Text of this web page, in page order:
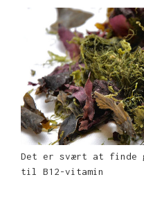
Det er svært at finde
til B12-vitamin